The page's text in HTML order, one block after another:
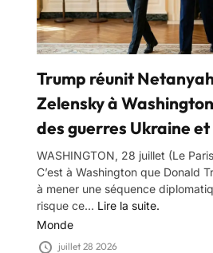
Trump réunit
Zelensky à
des guerres Ukraine
WASHINGTON, 28 juillet (Le
C’est à Washington que Donald
à mener une séquence
risque ce... Lire la suite.
Monde
juillet 28 2026